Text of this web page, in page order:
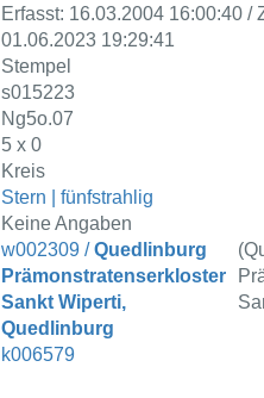
Erfasst: 16.03.2004 16:00:40 /
01.06.2023 19:29:41
Stempel
s015223
Ng5o.07
5 x 0
Kreis
Stern | fünfstrahlig
Keine Angaben
w002309 /Quedlinburg
Prämonstratenserkloster
Sankt Wiperti,
Quedlinburg
k006579